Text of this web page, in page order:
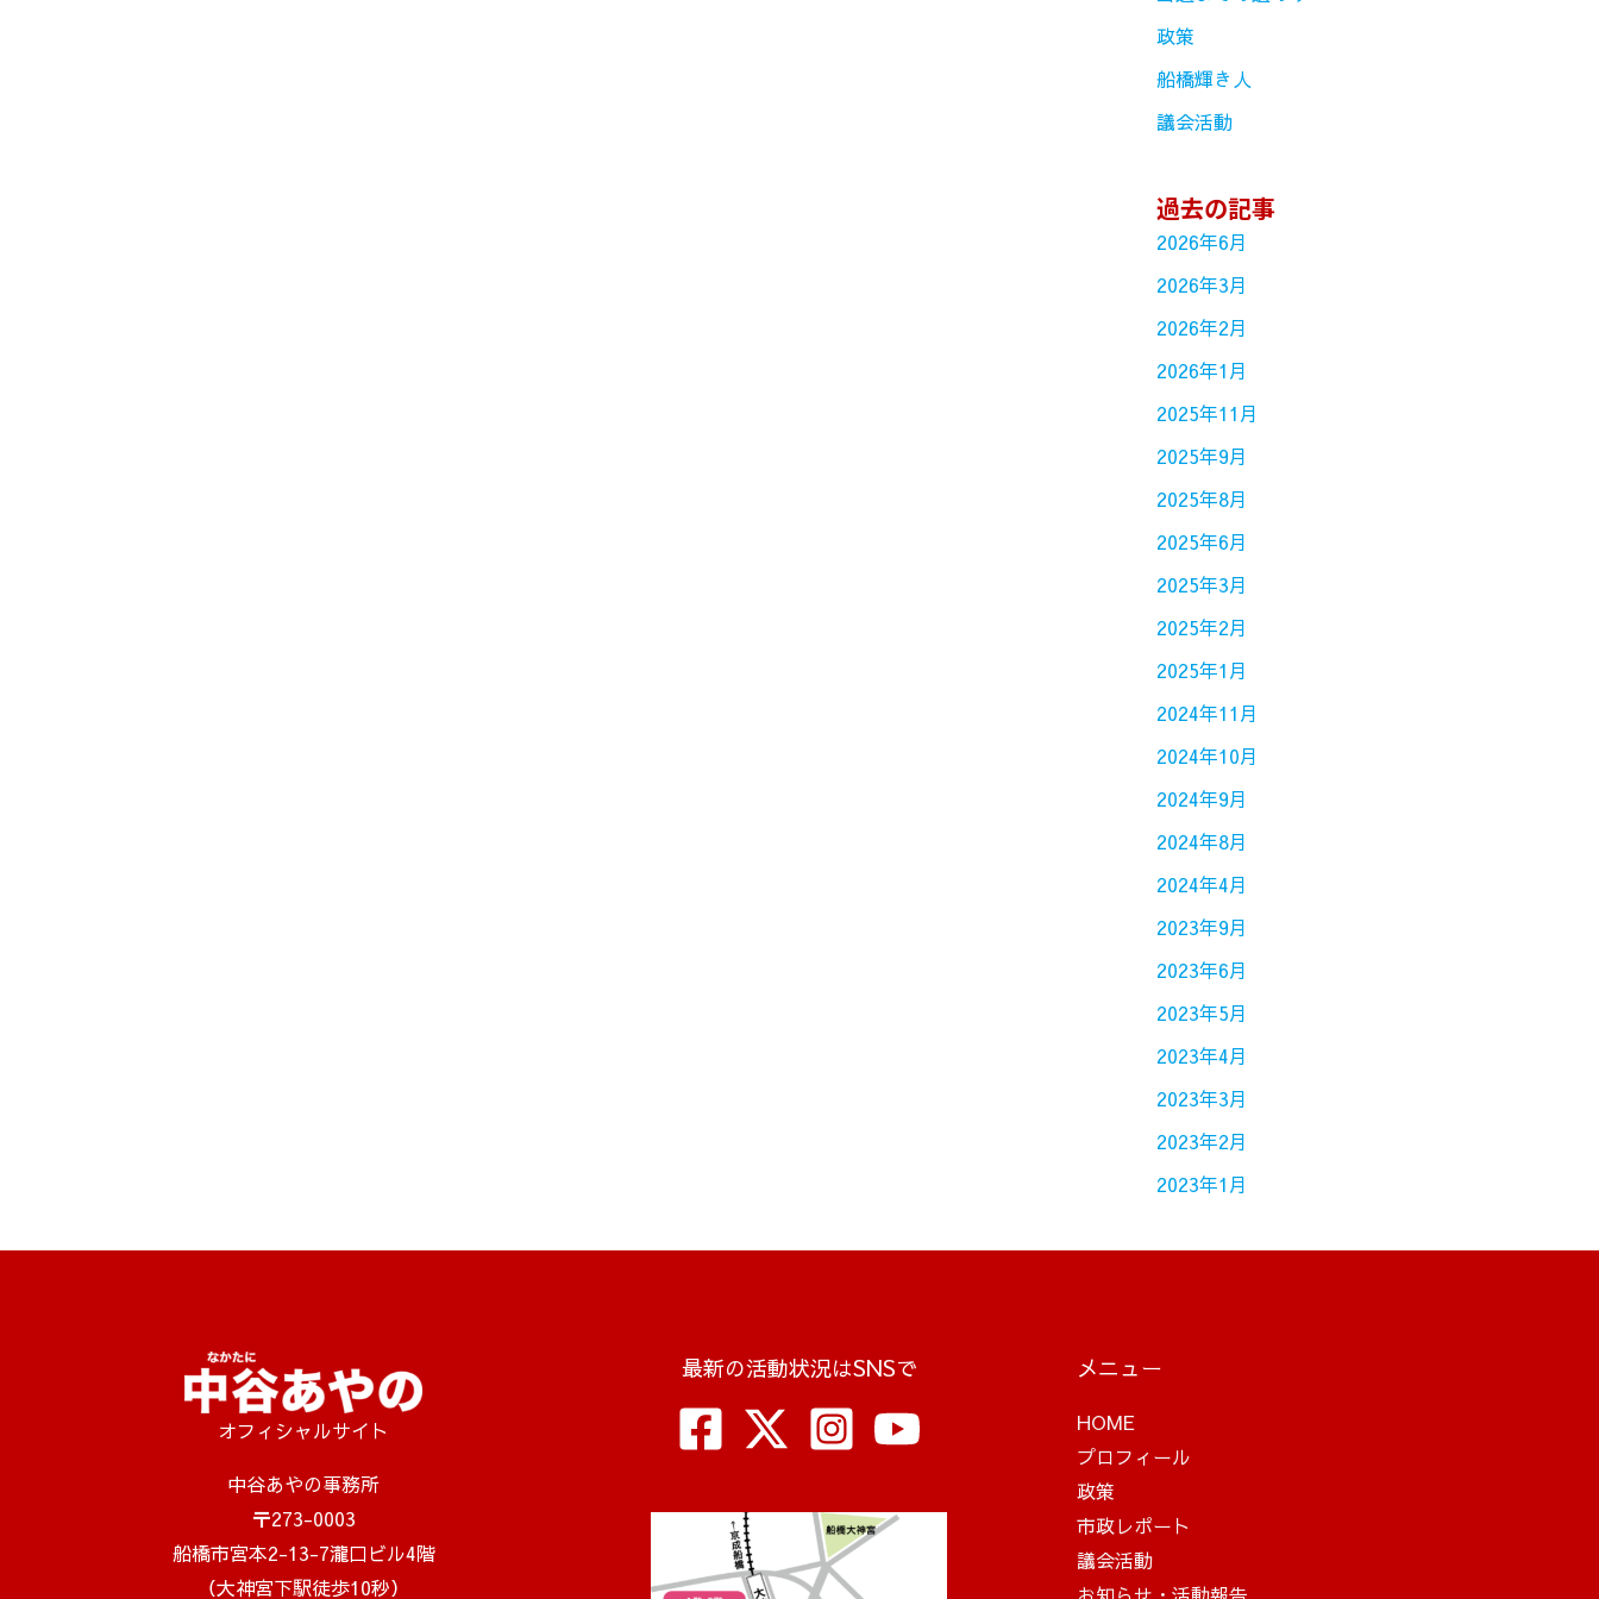
政策
船橋輝き人
議会活動
過去の記事
2026年6月
2026年3月
2026年2月
2026年1月
2025年11月
2025年9月
2025年8月
2025年6月
2025年3月
2025年2月
2025年1月
2024年11月
2024年10月
2024年9月
2024年8月
2024年4月
2023年9月
2023年6月
2023年5月
2023年4月
2023年3月
2023年2月
2023年1月
オフィシャルサイト
中谷あやの事務所
〒273-0003
船橋市宮本2-13-7瀧口ビル4階
（大神宮下駅徒歩10秒）
最新の活動状況はSNSで メニュー
HOME
プロフィール
政策
市政レポート
議会活動